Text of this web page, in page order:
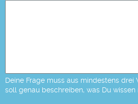
Deine Frage muss aus mindestens drei
soll genau beschreiben, was Du wissen